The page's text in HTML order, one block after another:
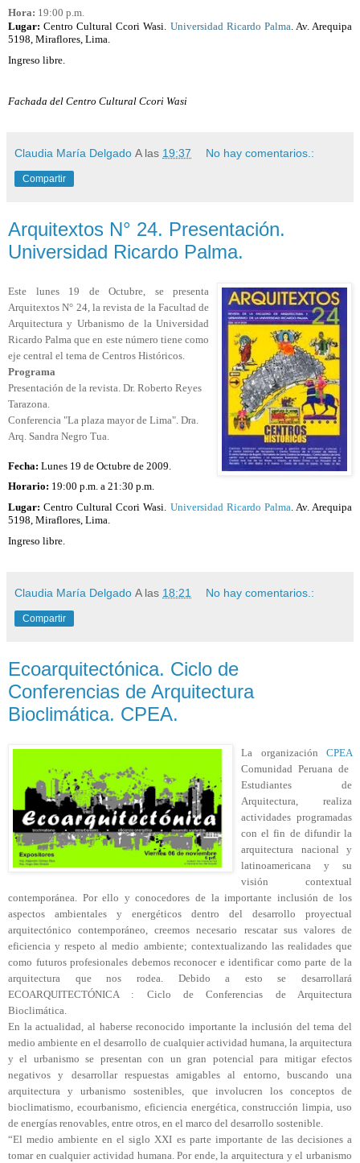
Hora: 19:00 p.m.
Lugar:Centro Cultural Ccori Wasi. Universidad Ricardo Palma . Av. Arequipa
5198, Miraflores, Lima.
Ingreso libre.
Fachada del Centro Cultural Ccori Wasi
Claudia María Delgado A las 19:37 No hay comentarios.:
Compartir
Arquitextos N° 24. Presentación.
Universidad Ricardo Palma.
Este lunes 19 de Octubre, se presenta
Arquitextos N° 24, la revista de la Facultad de
Arquitectura y Urbanismo de la Universidad
Ricardo Palma que en este número tiene como
eje central el tema de Centros Históricos.
Programa
Presentación de la revista. Dr. Roberto Reyes
Tarazona.
Conferencia "La plaza mayor de Lima". Dra.
Arq. Sandra Negro Tua.
Fecha: Lunes 19 de Octubre de 2009.
Horario: 19:00 p.m. a 21:30 p.m.
Lugar:Centro Cultural Ccori Wasi. Universidad Ricardo Palma. Av. Arequipa
5198, Miraflores, Lima.
Ingreso libre.
Claudia María Delgado A las 18:21 No hay comentarios.:
Compartir
Ecoarquitectónica. Ciclo de
Conferencias de Arquitectura
Bioclimática. CPEA.
La organización CPEA
Comunidad Peruana de
Estudiantes de
Arquitectura, realiza
actividades programadas
con el fin de difundir la
arquitectura nacional y
latinoamericana y su
visión contextual
contemporánea. Por ello y conocedores de la importante inclusión de los
aspectos ambientales y energéticos dentro del desarrollo proyectual
arquitectónico contemporáneo, creemos necesario rescatar sus valores de
eficiencia y respeto al medio ambiente; contextualizando las realidades que
como futuros profesionales debemos reconocer e identificar como parte de la
arquitectura que nos rodea. Debido a esto se desarrollará
ECOARQUITECTÓNICA : Ciclo de Conferencias de Arquitectura
Bioclimática.
En la actualidad, al haberse reconocido importante la inclusión del tema del
medio ambiente en el desarrollo de cualquier actividad humana, la arquitectura
y el urbanismo se presentan con un gran potencial para mitigar efectos
negativos y desarrollar respuestas amigables al entorno, buscando una
arquitectura y urbanismo sostenibles, que involucren los conceptos de
bioclimatismo, ecourbanismo, eficiencia energética, construcción limpia, uso
de energías renovables, entre otros, en el marco del desarrollo sostenible.
“El medio ambiente en el siglo XXI es parte importante de las decisiones a
tomar en cualquier actividad humana. Por ende, la arquitectura y el urbanismo